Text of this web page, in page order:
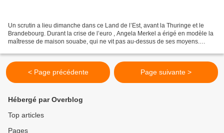
Un scrutin a lieu dimanche dans ce Land de l’Est, avant la Thuringe et le
Brandebourg. Durant la crise de l’euro , Angela Merkel a érigé en modèle la
maîtresse de maison souabe, qui ne vit pas au-dessus de ses moyens.
< Page précédente Page suivante >
Hébergé par Overblog
Top articles
Pages